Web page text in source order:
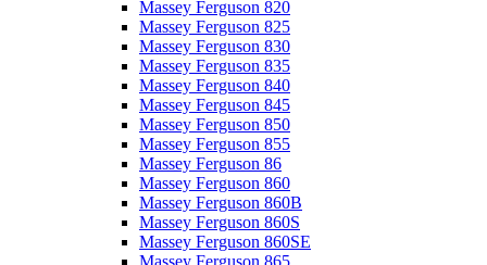
Massey Ferguson 820
Massey Ferguson 825
Massey Ferguson 830
Massey Ferguson 835
Massey Ferguson 840
Massey Ferguson 845
Massey Ferguson 850
Massey Ferguson 855
Massey Ferguson 86
Massey Ferguson 860
Massey Ferguson 860B
Massey Ferguson 860S
Massey Ferguson 860SE
Massey Ferguson 865